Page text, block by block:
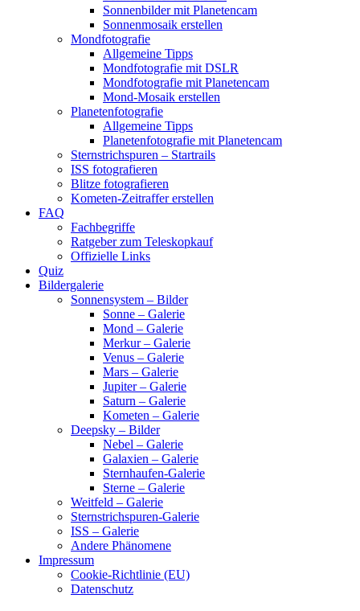
Sonnenbilder mit Planetencam
Sonnenmosaik erstellen
Mondfotografie
Allgemeine Tipps
Mondfotografie mit DSLR
Mondfotografie mit Planetencam
Mond-Mosaik erstellen
Planetenfotografie
Allgemeine Tipps
Planetenfotografie mit Planetencam
Sternstrichspuren – Startrails
ISS fotografieren
Blitze fotografieren
Kometen-Zeitraffer erstellen
FAQ
Fachbegriffe
Ratgeber zum Teleskopkauf
Offizielle Links
Quiz
Bildergalerie
Sonnensystem – Bilder
Sonne – Galerie
Mond – Galerie
Merkur – Galerie
Venus – Galerie
Mars – Galerie
Jupiter – Galerie
Saturn – Galerie
Kometen – Galerie
Deepsky – Bilder
Nebel – Galerie
Galaxien – Galerie
Sternhaufen-Galerie
Sterne – Galerie
Weitfeld – Galerie
Sternstrichspuren-Galerie
ISS – Galerie
Andere Phänomene
Impressum
Cookie-Richtlinie (EU)
Datenschutz